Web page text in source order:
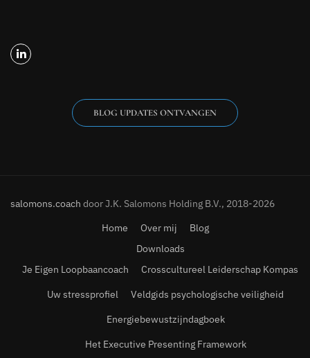
BLOG UPDATES ONTVANGEN
salomons.coach door J.K. Salomons Holding B.V., 2018-2026
Home
Over mij
Blog
Downloads
Je Eigen Loopbaancoach
Crosscultureel Leiderschap Kompas
Uw stressprofiel
Veldgids psychologische veiligheid
Energiebewustzijndagboek
Het Executive Presenting Framework